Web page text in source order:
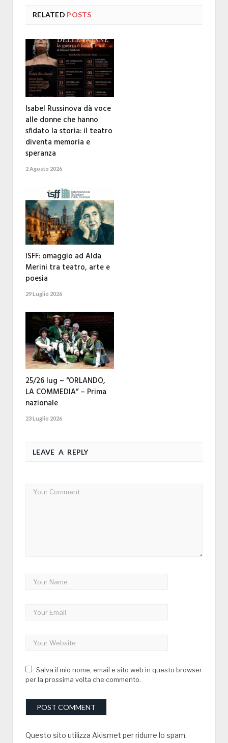
RELATED POSTS
Isabel Russinova dà voce
alle donne che hanno
sfidato la storia: il teatro
diventa memoria e
speranza
2 Agosto 2026
ISFF: omaggio ad Alda
Merini tra teatro, arte e
poesia
29 Luglio 2026
25/26 lug – “ORLANDO,
LA COMMEDIA” – Prima
nazionale
23 Luglio 2026
LEAVE A REPLY
Salva il mio nome, email e sito web in questo browser
per la prossima volta che commento.
Questo sito utilizza Akismet per ridurre lo spam.